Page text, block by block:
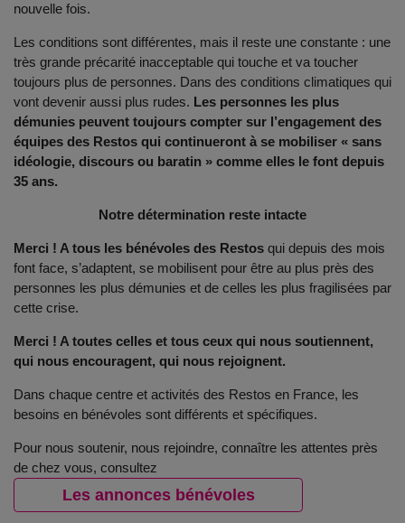
nouvelle fois.
Les conditions sont différentes, mais il reste une constante : une
très grande précarité inacceptable qui touche et va toucher
toujours plus de personnes. Dans des conditions climatiques qui
vont devenir aussi plus rudes. Les personnes les plus
démunies peuvent toujours compter sur l’engagement des
équipes des Restos qui continueront à se mobiliser « sans
idéologie, discours ou baratin » comme elles le font depuis
35 ans.
Notre détermination reste intacte
Merci ! A tous les bénévoles des Restosqui depuis des mois
font face, s’adaptent, se mobilisent pour être au plus près des
personnes les plus démunies et de celles les plus fragilisées par
cette crise.
Merci ! A toutes celles et tous ceux qui nous soutiennent,
qui nous encouragent, qui nous rejoignent.
Dans chaque centre et activités des Restos en France, les
besoins en bénévoles sont différents et spécifiques.
Pour nous soutenir, nous rejoindre, connaître les attentes près
de chez vous, consultez
Les annonces bénévoles